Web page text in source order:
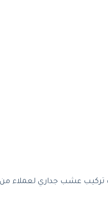
تركيب عشب جداري لعملاء